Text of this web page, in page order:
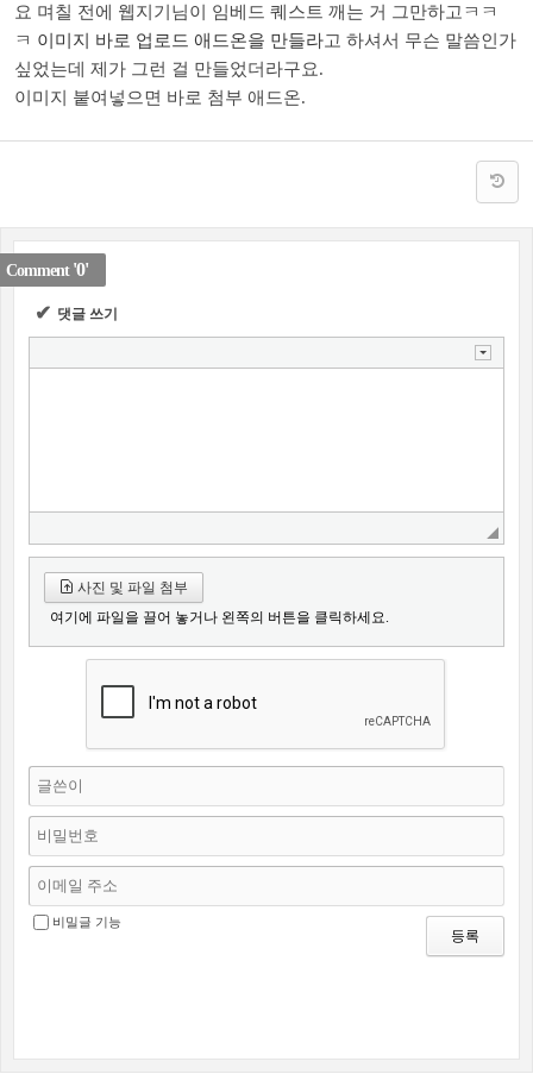
요 며칠 전에 웹지기님이 임베드 퀘스트 깨는 거 그만하고ㅋㅋ
ㅋ 이미지 바로 업로드 애드온을 만들라고 하셔서 무슨 말씀인가
싶었는데 제가 그런 걸 만들었더라구요.
이미지 붙여넣으면 바로 첨부 애드온.
Comment '0'
✔ 댓글 쓰기
사진 및 파일 첨부
여기에 파일을 끌어 놓거나 왼쪽의 버튼을 클릭하세요.
비밀글 기능